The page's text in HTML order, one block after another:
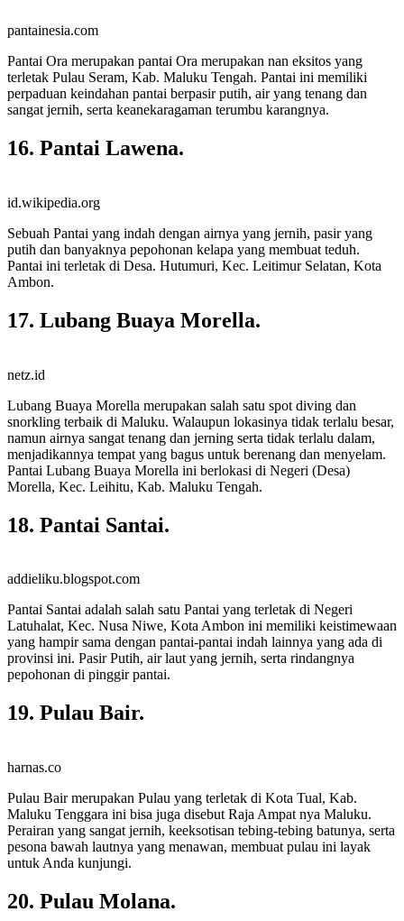
pantainesia.com
Pantai Ora merupakan pantai Ora merupakan nan eksitos yang
terletak Pulau Seram, Kab. Maluku Tengah. Pantai ini memiliki
perpaduan keindahan pantai berpasir putih, air yang tenang dan
sangat jernih, serta keanekaragaman terumbu karangnya.
16. Pantai Lawena.
id.wikipedia.org
Sebuah Pantai yang indah dengan airnya yang jernih, pasir yang
putih dan banyaknya pepohonan kelapa yang membuat teduh.
Pantai ini terletak di Desa. Hutumuri, Kec. Leitimur Selatan, Kota
Ambon.
17. Lubang Buaya Morella.
netz.id
Lubang Buaya Morella merupakan salah satu spot diving dan
snorkling terbaik di Maluku. Walaupun lokasinya tidak terlalu besar,
namun airnya sangat tenang dan jerning serta tidak terlalu dalam,
menjadikannya tempat yang bagus untuk berenang dan menyelam.
Pantai Lubang Buaya Morella ini berlokasi di Negeri (Desa)
Morella, Kec. Leihitu, Kab. Maluku Tengah.
18. Pantai Santai.
addieliku.blogspot.com
Pantai Santai adalah salah satu Pantai yang terletak di Negeri
Latuhalat, Kec. Nusa Niwe, Kota Ambon ini memiliki keistimewaan
yang hampir sama dengan pantai-pantai indah lainnya yang ada di
provinsi ini. Pasir Putih, air laut yang jernih, serta rindangnya
pepohonan di pinggir pantai.
19. Pulau Bair.
harnas.co
Pulau Bair merupakan Pulau yang terletak di Kota Tual, Kab.
Maluku Tenggara ini bisa juga disebut Raja Ampat nya Maluku.
Perairan yang sangat jernih, keeksotisan tebing-tebing batunya, serta
pesona bawah lautnya yang menawan, membuat pulau ini layak
untuk Anda kunjungi.
20. Pulau Molana.